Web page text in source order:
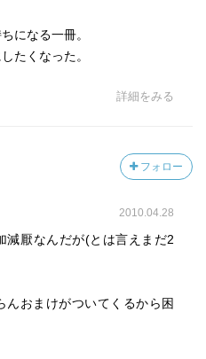
になる一冊。
たくなった。
詳細をみる
フォロー
2010.04.28
減厭なんだが(とは言えまだ2
んおまけがついてくるから困